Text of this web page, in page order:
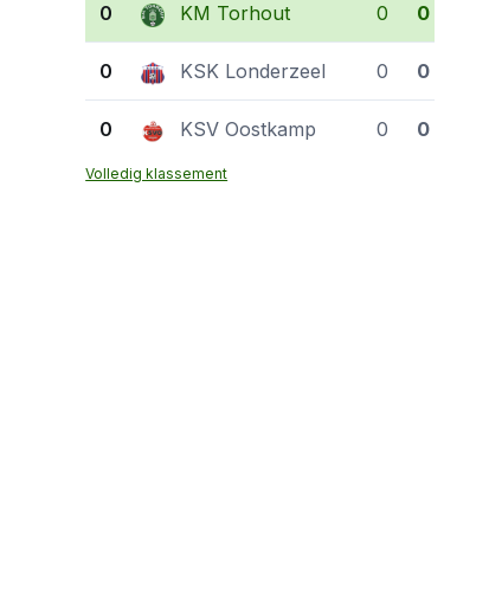
0 KM Torhout 0 0
0 KSK Londerzeel 0 0
0 KSV Oostkamp 0 0
Volledig klassement